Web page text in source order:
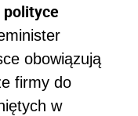
polityce
obowiązują
firmy do
w